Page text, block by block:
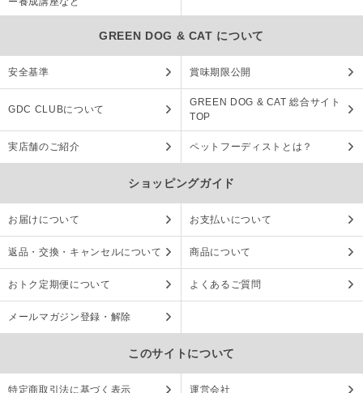
GREEN DOG & CAT について
安全基準 賞味期限公開
GDC CLUBについて
GREEN DOG & CAT 総合サイト
TOP
実店舗のご紹介 ペットフーディストとは？
ショッピングガイド
お届けについて お支払いについて
返品・交換・キャンセルについて 商品について
おトク定期便について よくあるご質問
メールマガジン登録・解除
このサイトについて
特定商取引法に基づく表示 運営会社